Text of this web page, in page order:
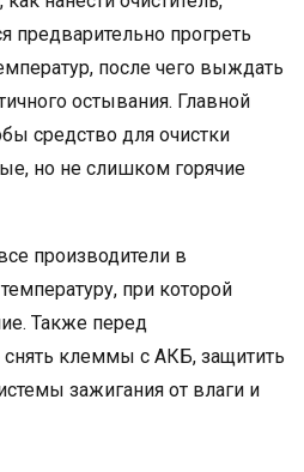
предварительно прогреть
после чего выждать
остывания. Главной
средство для очистки
но не слишком горячие
производители в
при которой
Также перед
клеммы с АКБ, защитить
зажигания от влаги и